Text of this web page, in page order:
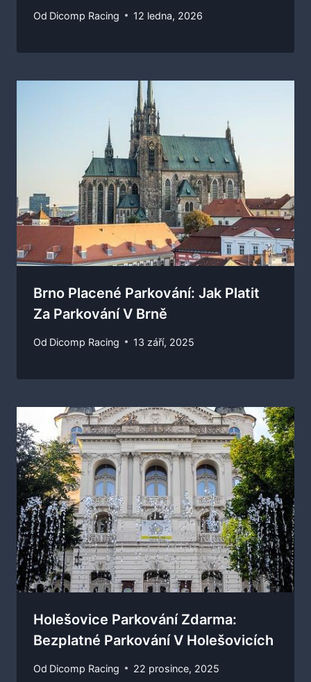
Od Dicomp Racing 12 ledna, 2026
Brno Placené Parkování: Jak Platit
Za Parkování V Brně
Od Dicomp Racing 13 září, 2025
Holešovice Parkování Zdarma:
Bezplatné Parkování V Holešovicích
Od Dicomp Racing 22 prosince, 2025